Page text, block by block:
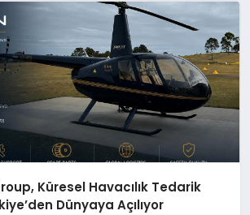
Küresel Havacılık Tedarik
Dünyaya Açılıyor